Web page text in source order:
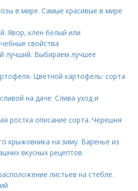
в мире. Самые красивые в мире
Явор, клён белый или
свойства
лучший. Выбираем лучшее
Цветной картофель: сорта
на даче. Слива уход и
ростка описание сорта. Черешня
крыжовника на зиму. Варенье из
вкусных рецептов
листьев на стебле.